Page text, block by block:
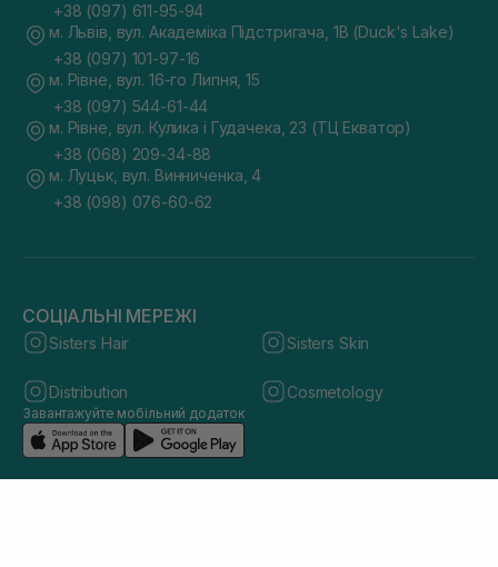
+38 (097) 611-95-94
м. Львів, вул. Академіка Підстригача, 1В (Duck's Lake)
+38 (097) 101-97-16
м. Рівне, вул. 16-го Липня, 15
+38 (097) 544-61-44
м. Рівне, вул. Кулика і Гудачека, 23 (ТЦ Екватор)
+38 (068) 209-34-88
м. Луцьк, вул. Винниченка, 4
+38 (098) 076-60-62
СОЦІАЛЬНІ МЕРЕЖІ
Sisters Hair Sisters Skin
Distribution Cosmetology
Завантажуйте мобільний додаток